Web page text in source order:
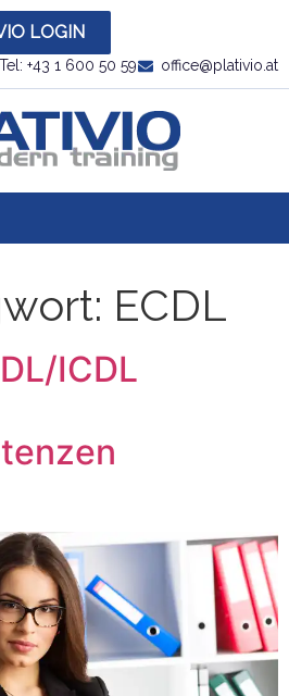
öffnen
www.linkedin.com/company/
LOGIN
Tel: +43 1 600 50 59 office@plativio.at
Link zu
ECDL
ICDL